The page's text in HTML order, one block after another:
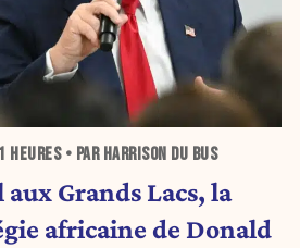
HEURES• PAR HARRISON DU BUS
aux Grands Lacs, la
africaine de Donald